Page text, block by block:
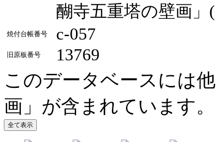
醐寺五重塔の壁画」
焼付台帳番号 c-057
旧原板番号 13769
このデータベースには
画」が含まれています。